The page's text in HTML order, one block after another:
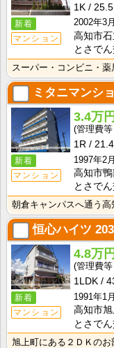
新着
マンション
1K
25.5
2002年3月
高知市石
とさで
ミタニマンシ
新着
マンション
3.4万円
1R
1997年2月
高知市鴨
とさで
恒心ハイツ
新着
マンション
4.8万円
1LDK
1991年1月
高知市旭
とさで